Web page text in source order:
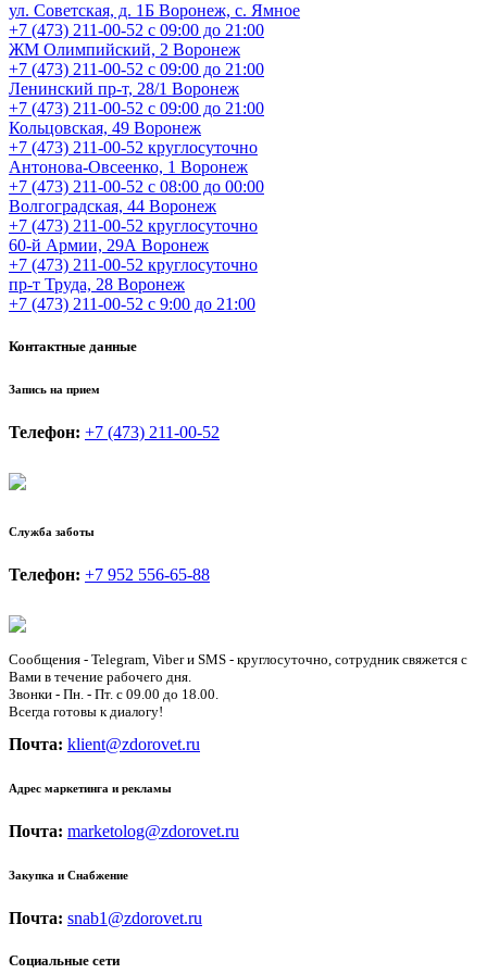
ул. Советская, д. 1Б Воронеж, с. Ямное
+7 (473) 211-00-52 с 09:00 до 21:00
ЖМ Олимпийский, 2 Воронеж
+7 (473) 211-00-52 с 09:00 до 21:00
Ленинский пр-т, 28/1 Воронеж
+7 (473) 211-00-52 с 09:00 до 21:00
Кольцовская, 49 Воронеж
+7 (473) 211-00-52 круглосуточно
Антонова-Овсеенко, 1 Воронеж
+7 (473) 211-00-52 с 08:00 до 00:00
Волгоградская, 44 Воронеж
+7 (473) 211-00-52 круглосуточно
60-й Армии, 29А Воронеж
+7 (473) 211-00-52 круглосуточно
пр-т Труда, 28 Воронеж
+7 (473) 211-00-52 c 9:00 до 21:00
Контактные данные
Запись на прием
Телефон: +7 (473) 211-00-52
Служба заботы
Телефон: +7 952 556-65-88
Сообщения - Telegram, Viber и SMS - круглосуточно, сотрудник свяжется с
Вами в течение рабочего дня.
Звонки - Пн. - Пт. с 09.00 до 18.00.
Всегда готовы к диалогу!
Почта: klient@zdorovet.ru
Адрес маркетинга и рекламы
Почта: marketolog@zdorovet.ru
Закупка и Снабжение
Почта: snab1@zdorovet.ru
Социальные сети